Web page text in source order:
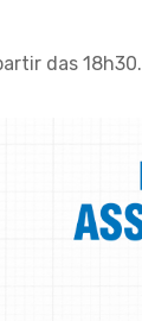
das 18h30.